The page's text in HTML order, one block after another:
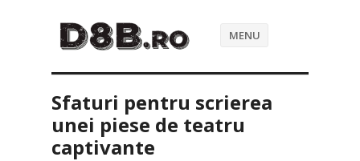
MENU
Sfaturi pentru scrierea
unei piese de teatru
captivante